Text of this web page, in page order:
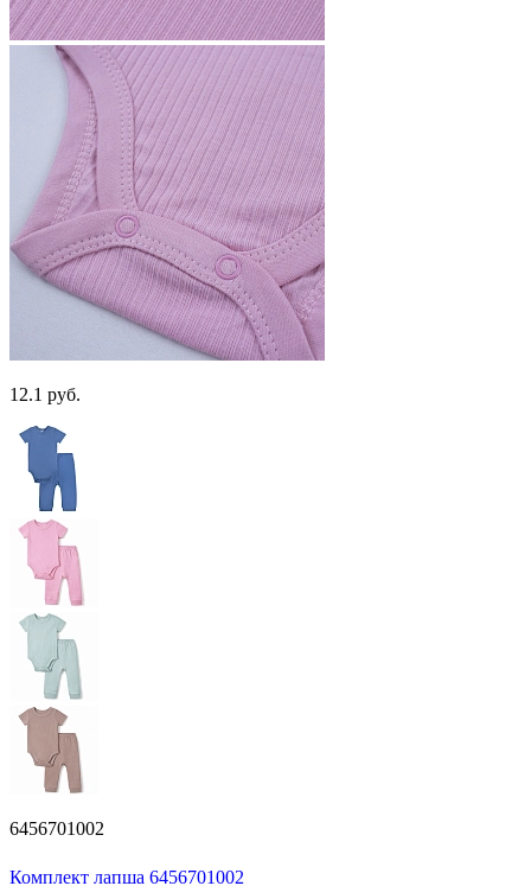
12.1 руб.
6456701002
Комплект лапша 6456701002